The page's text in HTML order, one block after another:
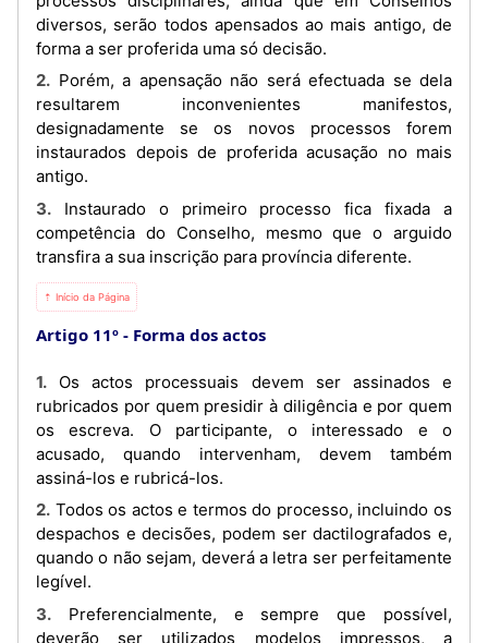
diversos, serão todos apensados ao mais antigo, de
forma a ser proferida uma só decisão.
2. Porém, a apensação não será efectuada se dela
resultarem inconvenientes manifestos,
designadamente se os novos processos forem
instaurados depois de proferida acusação no mais
antigo.
3. Instaurado o primeiro processo fica fixada a
competência do Conselho, mesmo que o arguido
transfira a sua inscrição para província diferente.
⇡ Início da Página
Artigo 11º Forma dos actos
1. Os actos processuais devem ser assinados e
rubricados por quem presidir à diligência e por quem
os escreva. O participante, o interessado e o
acusado, quando intervenham, devem também
assiná-los e rubricá-los.
2. Todos os actos e termos do processo, incluindo os
despachos e decisões, podem ser dactilografados e,
quando o não sejam, deverá a letra ser perfeitamente
legível.
3. Preferencialmente, e sempre que possível,
deverão ser utilizados modelos impressos, a